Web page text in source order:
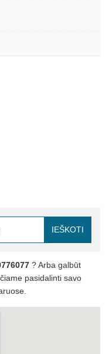
IEŠKOTI
? Arba galbūt
pasidalinti savo